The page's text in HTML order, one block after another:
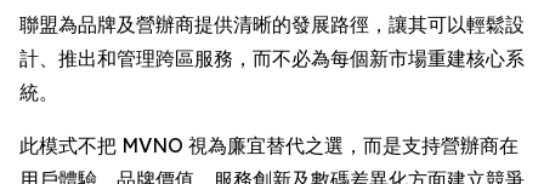
聯盟為品牌及營辦商提供清晰的發展路徑，讓其可以輕鬆設
計、推出和管理跨區服務，而不必為每個新市場重建核心系
統。
此模式不把 MVNO 視為廉宜替代之選，而是支持營辦商在
用戶體驗、品牌價值、服務創新及數碼差異化方面建立競爭